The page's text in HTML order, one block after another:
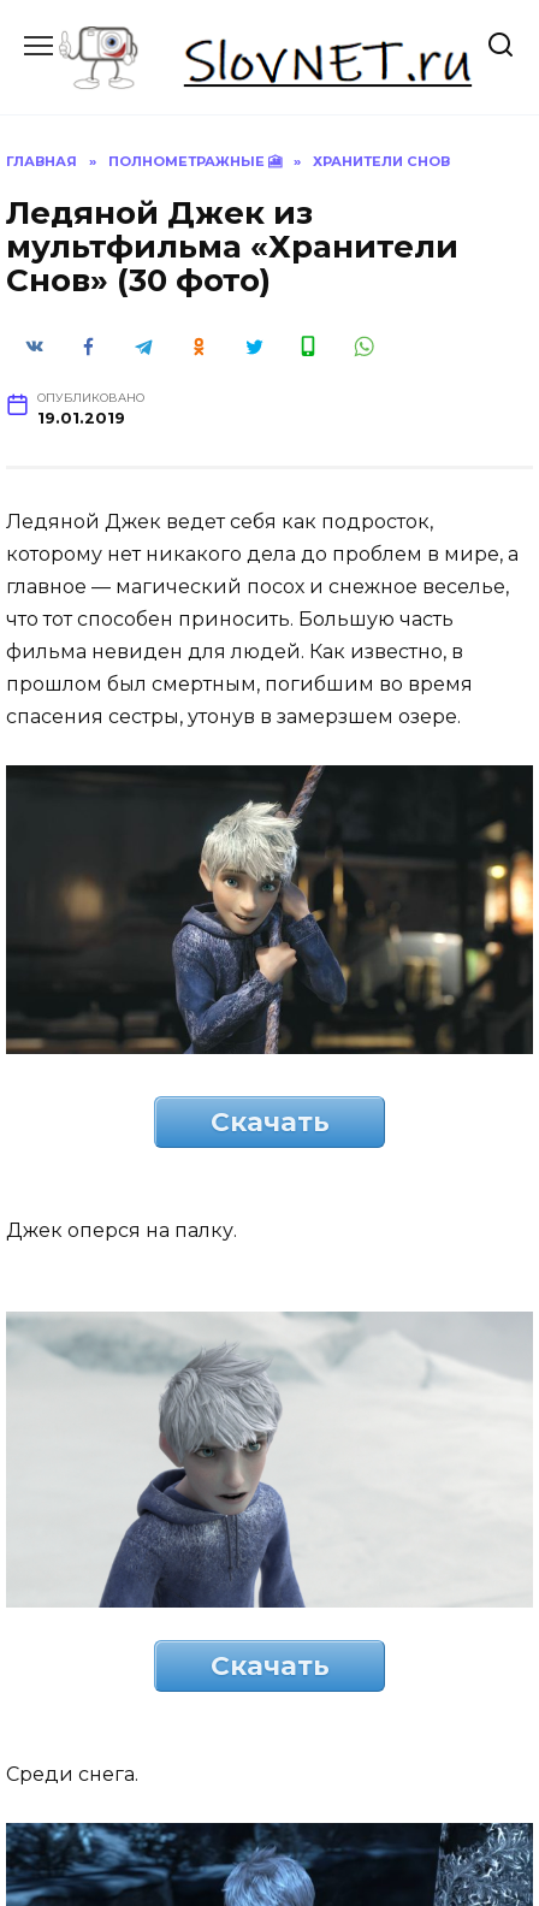
содержанию
ГЛАВНАЯ » ПОЛНОМЕТРАЖНЫЕ 🎦 » ХРАНИТЕЛИ СНОВ
Ледяной Джек из
мультфильма «Хранители
Снов» (30 фото)
ОПУБЛИКОВАНО
19.01.2019
Ледяной Джек ведет себя как подросток,
которому нет никакого дела до проблем в мире, а
главное — магический посох и снежное веселье,
что тот способен приносить. Большую часть
фильма невиден для людей. Как известно, в
прошлом был смертным, погибшим во время
спасения сестры, утонув в замерзшем озере.
Скачать
Джек оперся на палку.
Скачать
Среди снега.